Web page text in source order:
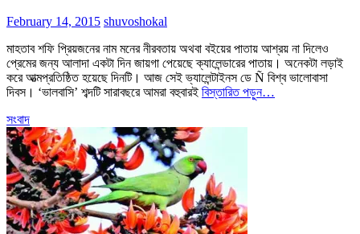
February 14, 2015 shuvoshokal
মাহতাব শফি প্রিয়জনের নাম মনের নীরবতায় অথবা বইয়ের পাতায় আশ্রয় না দিলেও
প্রেমের জন্য আলাদা একটা দিন জায়গা পেয়েছে ক্যালেন্ডারের পাতায়। অনেকটা লড়াই
করে আত্মপ্রতিষ্ঠিত হয়েছে দিনটি। আজ সেই ভ্যালেন্টাইনস ডে Ñ বিশ্ব ভালোবাসা
দিবস। ‘ভালবাসি’ শব্দটি সারাবছরে আমরা বহুবারই বিস্তারিত পড়ুন…
সংবাদ